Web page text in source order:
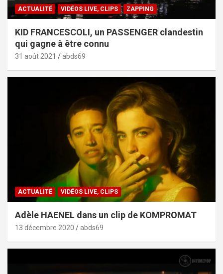
ACTUALITÉ VIDÉOS LIVE, CLIPS ZAPPING
KID FRANCESCOLI, un PASSENGER clandestin
qui gagne à être connu
31 août 2021 abds69
ACTUALITÉ VIDÉOS LIVE, CLIPS
Adèle HAENEL dans un clip de KOMPROMAT
13 décembre 2020 abds69